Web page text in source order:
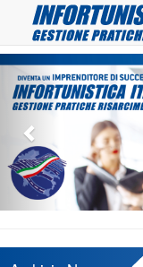
Previous